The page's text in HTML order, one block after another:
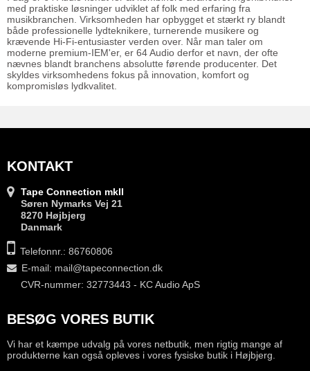
med praktiske løsninger udviklet af folk med erfaring fra
musikbranchen. Virksomheden har opbygget et stærkt ry blandt
både professionelle lydteknikere, turnerende musikere og
krævende Hi-Fi-entusiaster verden over. Når man taler om
moderne premium-IEM'er, er 64 Audio derfor et navn, der ofte
nævnes blandt branchens absolutte førende producenter. Det
skyldes virksomhedens fokus på innovation, komfort og
kompromisløs lydkvalitet.
KONTAKT
Tape Connection mkII
Søren Nymarks Vej 21
8270 Højbjerg
Danmark
Telefonnr.: 86760806
E-mail: mail@tapeconnection.dk
CVR-nummer: 32773443 - KC Audio ApS
BESØG VORES BUTIK
Vi har et kæmpe udvalg på vores netbutik, men rigtig mange af
produkterne kan også opleves i vores fysiske butik i Højbjerg.